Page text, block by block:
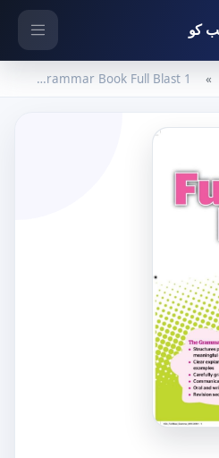
Grammar Book Full Blast 1 – المنهاج السعودي